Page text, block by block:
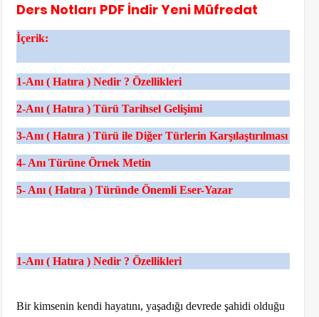
Ders Notları PDF İndir Yeni Müfredat
İçerik:
1-Anı ( Hatıra ) Nedir ? Özellikleri
2-Anı ( Hatıra ) Türü Tarihsel Gelişimi
3-Anı ( Hatıra ) Türü ile Diğer Türlerin Karşılaştırılması
4- Anı Türüne Örnek Metin
5- Anı ( Hatıra ) Türünde Önemli Eser-Yazar
1-Anı ( Hatıra ) Nedir ? Özellikleri
Bir kimsenin kendi hayatını, yaşadığı devrede şahidi olduğu